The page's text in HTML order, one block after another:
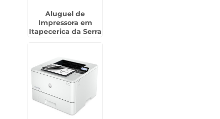
Aluguel de
Impressora em
Itapecerica da Serra